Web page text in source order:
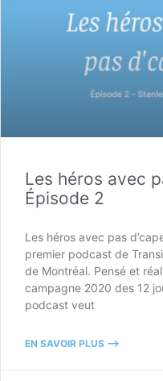
Les héros avec
Épisode 2
Les héros avec pas
premier podcast de
de Montréal. Pensé et
campagne 2020 des 12
podcast veut
EN SAVOIR PLUS -->